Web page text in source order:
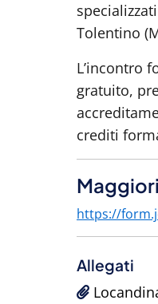
Tolentino
L’incontro
gratuito,
crediti
https://
Allegati